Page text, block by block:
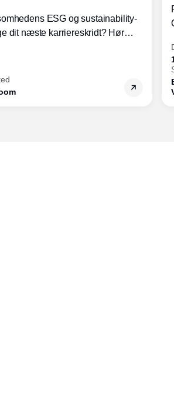
ESG og sustainability-
dit næste karriereskridt? Hør
forretningsudvikling - så du
samfund og bundlinje.